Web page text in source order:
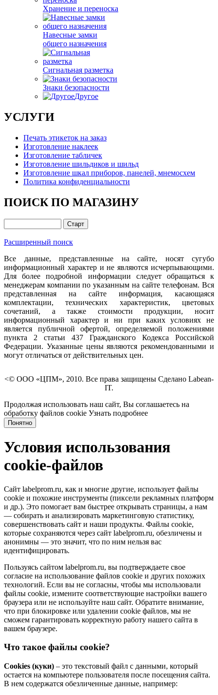
Хранение и переноска
Навесные замки
общего назначения
Сигнальная разметка
Знаки безопасности
Другое
УСЛУГИ
Печать этикеток на заказ
Изготовление наклеек
Изготовление табличек
Изготовление шильдиков и шильд
Изготовление шкал приборов, панелей, мнемосхем
Политика конфиденциальности
ПОИСК ПО МАГАЗИНУ
Расширенный поиск
Все данные, представленные на сайте, носят сугубо
информационный характер и не являются исчерпывающими.
Для более подробной информации следует обращаться к
менеджерам компании по указанным на сайте телефонам. Вся
представленная на сайте информация, касающаяся
комплектации, технических характеристик, цветовых
сочетаний, а также стоимости продукции, носит
информационный характер и ни при каких условиях не
является публичной офертой, определяемой положениями
пункта 2 статьи 437 Гражданского Кодекса Российской
Федерации. Указанные цены являются рекомендованными и
могут отличаться от действительных цен.
<© ООО «ЦПМ», 2010. Все права защищены Сделано Labean-
IT.
Продолжая использовать наш сайт, Вы соглашаетесь на
обработку файлов cookie Узнать подробнее
Понятно
Условия использования
cookie-файлов
Сайт labelprom.ru, как и многие другие, использует файлы
cookie и похожие инструменты (пиксели рекламных платформ
и др.). Это помогает вам быстрее открывать страницы, а нам
— собирать и анализировать маркетинговую статистику,
совершенствовать сайт и наши продукты. Файлы сookie,
которые сохраняются через сайт labelprom.ru, обезличены и
анонимны — это значит, что по ним нельзя вас
идентифицировать.
Пользуясь сайтом labelprom.ru, вы подтверждаете свое
согласие на использование файлов cookie и других похожих
технологий. Если вы не согласны, чтобы мы использовали
файлы cookie, измените соответствующие настройки вашего
браузера или не используйте наш сайт. Обратите внимание,
что при блокировке или удалении cookie файлов, мы не
сможем гарантировать корректную работу нашего сайта в
вашем браузере.
Что такое файлы cookie?
Cookies (куки) – это текстовый файл с данными, который
остается на компьютере пользователя после посещения сайта.
В нем содержатся обезличенные данные, например: